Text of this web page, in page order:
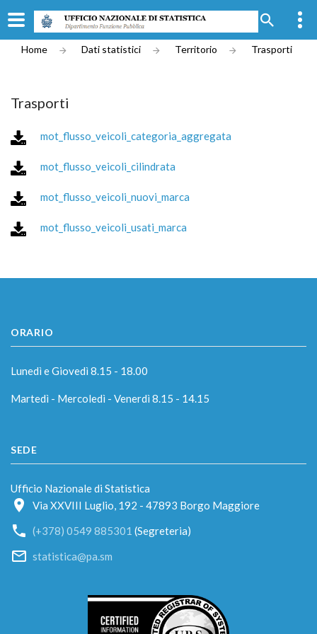
Home Dati statistici Territorio Trasporti
Trasporti
mot_flusso_veicoli_categoria_aggregata
mot_flusso_veicoli_cilindrata
mot_flusso_veicoli_nuovi_marca
mot_flusso_veicoli_usati_marca
ORARIO
Lunedì e Giovedì 8.15 - 18.00
Martedì - Mercoledì - Venerdì 8.15 - 14.15
SEDE
Ufficio Nazionale di Statistica
Via XXVIII Luglio, 192 - 47893 Borgo Maggiore
(+378) 0549 885301 (Segreteria)
statistica@pa.sm